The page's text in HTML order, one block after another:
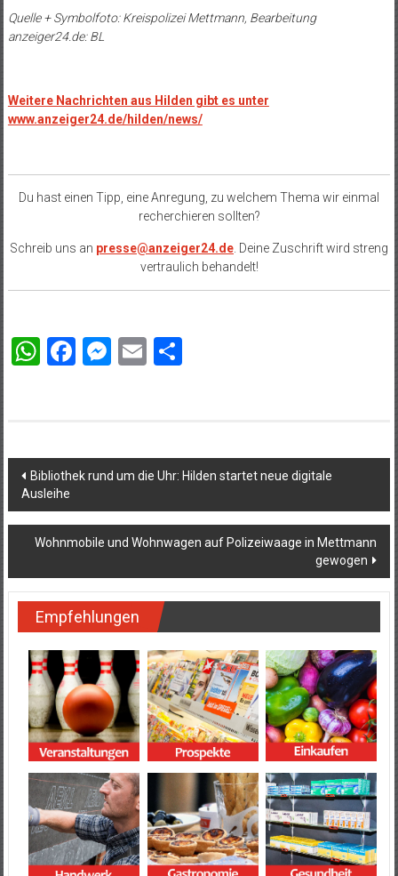
Quelle + Symbolfoto: Kreispolizei Mettmann, Bearbeitung
anzeiger24.de: BL
Weitere Nachrichten aus Hilden gibt es unter
www.anzeiger24.de/hilden/news/
Du hast einen Tipp, eine Anregung, zu welchem Thema wir einmal
recherchieren sollten?
Schreib uns an presse@anzeiger24.de. Deine Zuschrift wird streng
vertraulich behandelt!
WhatsApp
Facebook
Messenger
Email
Beitragsnavigation
Bibliothek rund um die Uhr: Hilden startet neue digitale
Ausleihe
Wohnmobile und Wohnwagen auf Polizeiwaage in Mettmann
gewogen
Empfehlungen